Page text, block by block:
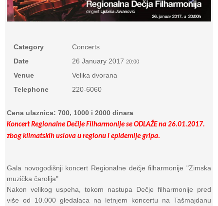
Category
Concerts
Date
26 January 2017 20:00
Venue
Velika dvorana
Telephone
220-6060
Cena ulaznica: 700, 1000 i 2000 dinara
Koncert Regionalne Dečije Filharmonije se ODLAŽE na 26.01.2017.
zbog klimatskih uslova u regionu i epidemije gripa.
Gala novogodišnji koncert Regionalne dečje filharmonije "Zimska
muzička čarolija"
Nakon velikog uspeha, tokom nastupa Dečje filharmonije pred
više od 10.000 gledalaca na letnjem koncertu na Tašmajdanu